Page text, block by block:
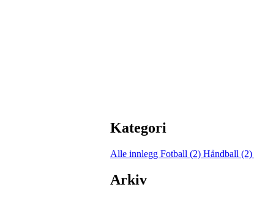
Kategori
Alle innlegg Fotball (2) Håndball (2)
Arkiv